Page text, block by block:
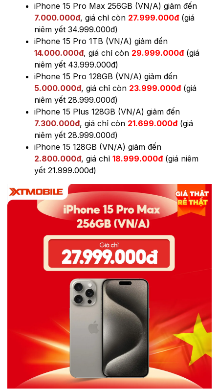
iPhone 15 Pro Max 256GB (VN/A) giảm đến
7.000.000đ, giá chỉ còn 27.999.000đ(giá
niêm yết 34.999.000đ)
iPhone 15 Pro 1TB (VN/A) giảm đến
14.000.000đ, giá chỉ còn 29.999.000đ(giá
niêm yết 43.999.000đ)
iPhone 15 Pro 128GB (VN/A) giảm đến
5.000.000đ, giá chỉ còn 23.999.000đ(giá
niêm yết 28.999.000đ)
iPhone 15 Plus 128GB (VN/A) giảm đến
7.300.000đ, giá chỉ còn 21.699.000đ(giá
niêm yết 28.999.000đ)
iPhone 15 128GB (VN/A) giảm đến
2.800.000đ, giá chỉ 18.999.000đ(giá niêm
yết 21.999.000đ)